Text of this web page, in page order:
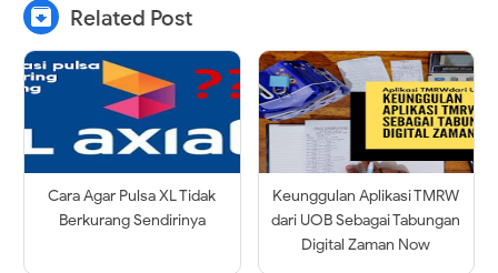
 Related Post
Cara Agar Pulsa XL Tidak
Berkurang Sendirinya
Keunggulan Aplikasi TMRW
dari UOB Sebagai Tabungan
Digital Zaman Now